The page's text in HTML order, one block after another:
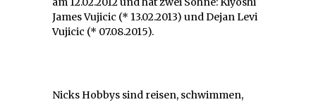
James Vujicic (* 13.02.2013) und Dejan Levi
Vujicic (* 07.08.2015).
Nicks Hobbys sind reisen, schwimmen,